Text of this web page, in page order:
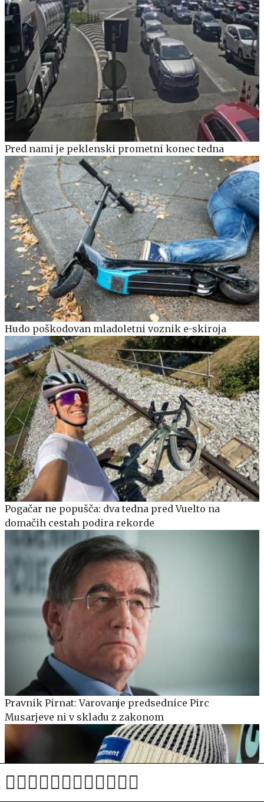
Pred nami je peklenski prometni konec tedna
Hudo poškodovan mladoletni voznik e-skiroja
Pogačar ne popušča: dva tedna pred Vuelto na
domačih cestah podira rekorde
Pravnik Pirnat: Varovanje predsednice Pirc
Musarjeve ni v skladu z zakonom